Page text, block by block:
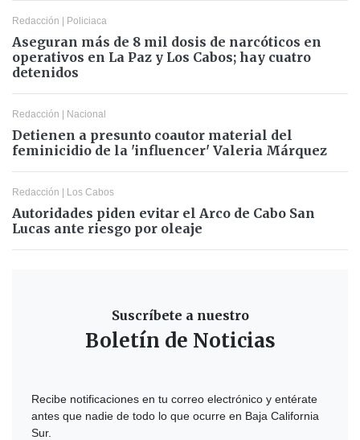
Redacción | Policiaca
Aseguran más de 8 mil dosis de narcóticos en
operativos en La Paz y Los Cabos; hay cuatro
detenidos
Redacción | Nacional
Detienen a presunto coautor material del
feminicidio de la 'influencer' Valeria Márquez
Redacción | Los Cabos
Autoridades piden evitar el Arco de Cabo San
Lucas ante riesgo por oleaje
Suscríbete a nuestro
Boletín de Noticias
Recibe notificaciones en tu correo electrónico y entérate
antes que nadie de todo lo que ocurre en Baja California
Sur.